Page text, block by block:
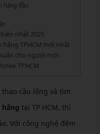
hàng đầu
nhất 2025
hãng TPHCM mới nhất
cho người mới
TPHCM
cầu lông và tìm
hãng tại TP HCM, thì
Với công nghệ đệm